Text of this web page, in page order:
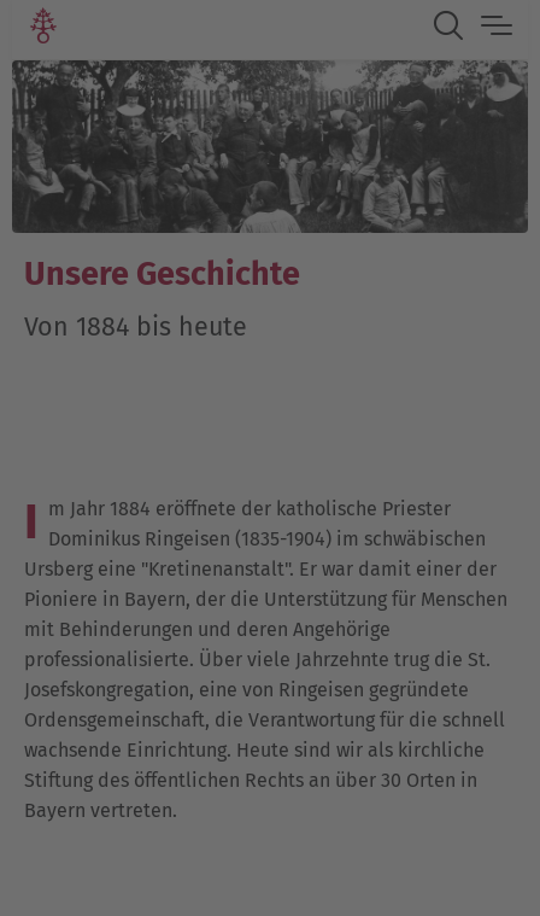
Unsere Geschichte
Von 1884 bis heute
I
m Jahr 1884 eröffnete der katholische Priester
Dominikus Ringeisen (1835-1904) im schwäbischen
Ursberg eine "Kretinenanstalt". Er war damit einer der
Pioniere in Bayern, der die Unterstützung für Menschen
mit Behinderungen und deren Angehörige
professionalisierte. Über viele Jahrzehnte trug die St.
Josefskongregation, eine von Ringeisen gegründete
Ordensgemeinschaft, die Verantwortung für die schnell
wachsende Einrichtung. Heute sind wir als kirchliche
Stiftung des öffentlichen Rechts an über 30 Orten in
Bayern vertreten.